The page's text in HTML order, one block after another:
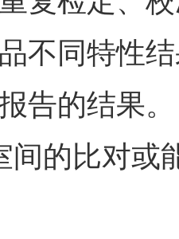
不同特性
告的结果。
间的比对或